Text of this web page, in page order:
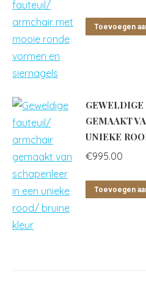
Toevoegen
GEMAAKT
UNIEKE
€995.00
Toevoegen